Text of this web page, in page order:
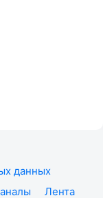
данных
Лента